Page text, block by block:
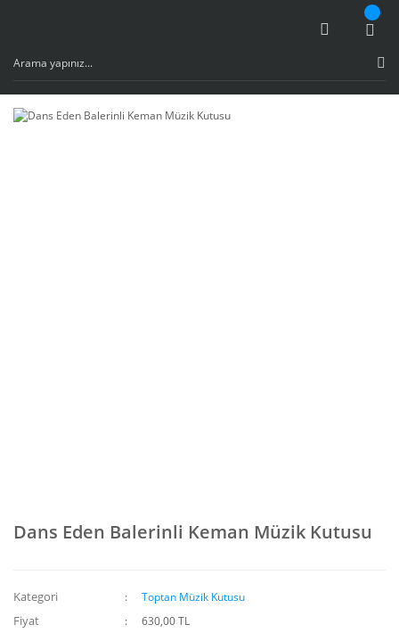
Dans Eden Balerinli Keman Müzik Kutusu
Kategori Toptan Müzik Kutusu
Fiyat 630,00 TL